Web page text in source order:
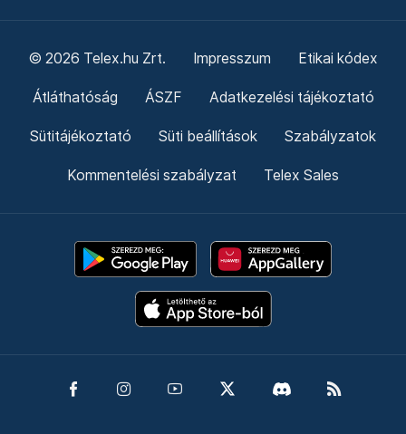
© 2026 Telex.hu Zrt. Impresszum Etikai kódex
Átláthatóság ÁSZF Adatkezelési tájékoztató
Sütitájékoztató Süti beállítások Szabályzatok
Kommentelési szabályzat Telex Sales